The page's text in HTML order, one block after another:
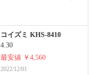
コイズミ KHS-8410
4.30
最安値 ￥4,560
2022/12/01